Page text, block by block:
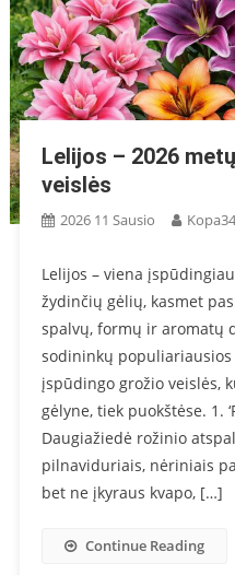
Lelijos – 2026
veislės
2026 11 Sausio
Lelijos – viena
žydinčių gėlių, kasmet
spalvų, formų ir aromatų
sodininkų populiariausios
įspūdingo grožio veislės,
gėlyne, tiek puokštėse. 1.
Daugiažiedė rožinio
pilnaviduriais, nėriniais
bet ne įkyraus kvapo, […]
Continue Reading